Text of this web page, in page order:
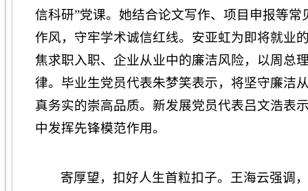
信科研”党课。她结合论文写作、项目申报等
作风，守牢学术诚信红线。安亚虹为即将就业
焦求职入职、企业从业中的廉洁风险，以周总
律。毕业生党员代表朱梦笑表示，将坚守廉洁
真务实的崇高品质。新发展党员代表吕文浩表
中发挥先锋模范作用。
寄厚望，扣好人生首粒扣子。王海云强调